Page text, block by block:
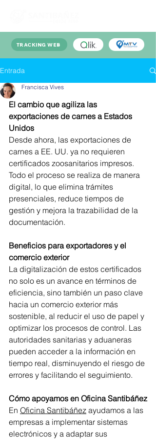
TRACKING WEB
Entrada
Francisca Vives
El cambio que agiliza las
exportaciones de carnes a Estados
Unidos
Desde ahora, las exportaciones de
carnes a EE. UU. ya no requieren
certificados zoosanitarios impresos.
Todo el proceso se realiza de manera
digital, lo que elimina trámites
presenciales, reduce tiempos de
gestión y mejora la trazabilidad de la
documentación.
Beneficios para exportadores y el
comercio exterior
La digitalización de estos certificados
no solo es un avance en términos de
eficiencia, sino también un paso clave
hacia un comercio exterior más
sostenible, al reducir el uso de papel y
optimizar los procesos de control. Las
autoridades sanitarias y aduaneras
pueden acceder a la información en
tiempo real, disminuyendo el riesgo de
errores y facilitando el seguimiento.
Cómo apoyamos en Oficina Santibáñez
En Oficina Santibáñez ayudamos a las
empresas a implementar sistemas
electrónicos y a adaptar sus